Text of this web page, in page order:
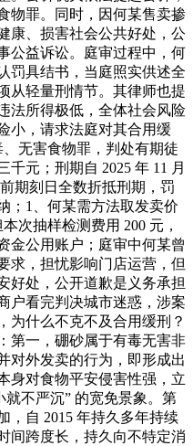
物罪。同时，因何某售卖掺
康、损害社会公共好处，公
公益诉讼。庭审过程中，何
罚具结书，当庭照实供述全
从轻量刑情节。其律师也提
法所得极低，全体社会风险
小，请求法庭对其合用缓
无害食物罪，判处有期徒
元；刑期自 2025 年 11 月
期刻日全数折抵刑期，罚
；1、何某需方法取发卖价
次抽样检测费用 200 元，
金公用账户；庭审中何某曾
求，担忧影响门店运营，但
好处，公开道歉是义务承担
户看完判决城市迷惑，涉案
为什么不克不及合用缓刑？
第一，硼砂属于有毒无害非
对外发卖的行为，即形成出
身对食物平安侵害性强，立
不严沉” 的宽免景象。第
，自 2015 年持久多年持续
间跨度长，持久向不特定消